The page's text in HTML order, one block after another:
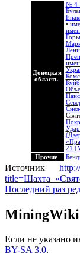
Донецкая
область
№ 4-
•
21
Прочие
Источник —
Последний раз
MiningWiki
Если не указано
BY-SA 3.0.